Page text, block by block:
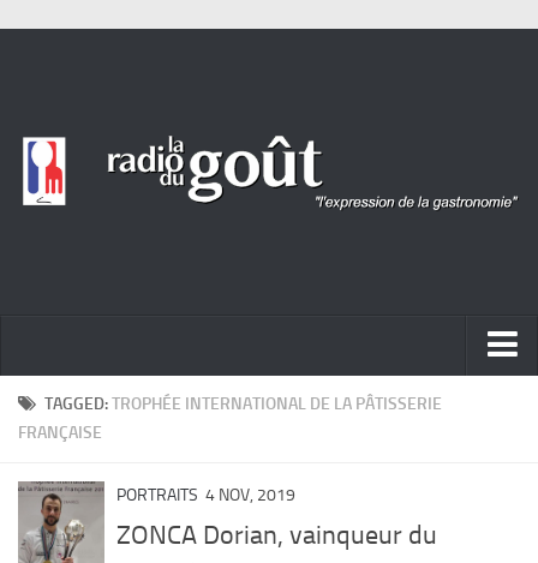
ACTUALITÉ
REPORTAGES
PORTRAITS
LIVRES
TAGGED:TROPHÉE INTERNATIONAL DE LA PÂTISSERIE
FRANÇAISE
PORTRAITS 4 NOV, 2019
ZONCA Dorian, vainqueur du